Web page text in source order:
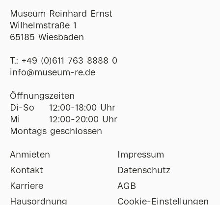
Museum Reinhard Ernst
Wilhelmstraße 1
65185 Wiesbaden
T.: +49 (0)611 763 8888 0
ofni@museum-re de
Öffnungszeiten
Di-So
12:00-18:00 Uhr
Mi
12:00-20:00 Uhr
Montags geschlossen
Anmieten
Kontakt
Karriere
Hausordnung
Impressum
Datenschutz
AGB
Cookie-Einstellungen